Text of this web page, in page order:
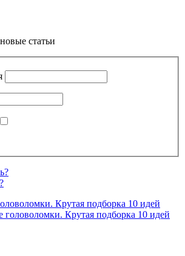
Крутая подборка 10 идей